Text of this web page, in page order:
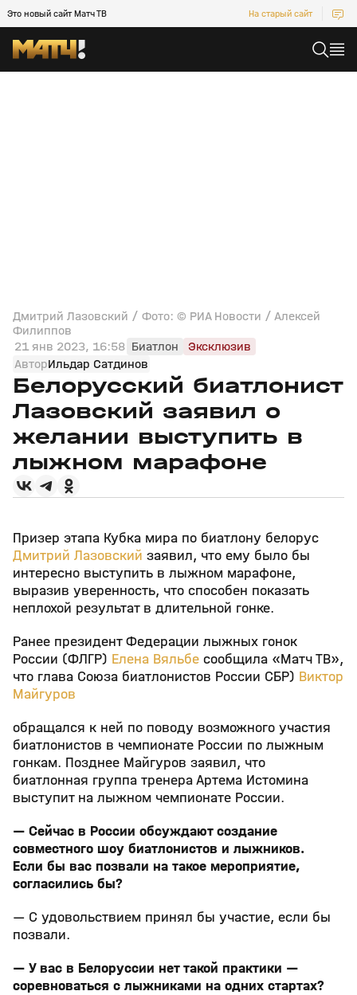
Это новый сайт Матч ТВ На старый сайт
Дмитрий Лазовский / Фото: © РИА Новости / Алексей
Филиппов
21 янв 2023, 16:58 Биатлон
Эксклюзив
АвторИльдар Сатдинов
Белорусский биатлонист
Лазовский заявил о
желании выступить в
лыжном марафоне
Призер этапа Кубка мира по биатлону белорус
Дмитрий Лазовский заявил, что ему было бы
интересно выступить в лыжном марафоне,
выразив уверенность, что способен показать
неплохой результат в длительной гонке.
Ранее президент Федерации лыжных гонок
России (ФЛГР) Елена Вяльбе сообщила «Матч ТВ»,
что глава Союза биатлонистов России СБР) Виктор
Майгуров
обращался к ней по поводу возможного участия
биатлонистов в чемпионате России по лыжным
гонкам. Позднее Майгуров заявил, что
биатлонная группа тренера Артема Истомина
выступит на лыжном чемпионате России.
— Сейчас в России обсуждают создание
совместного шоу биатлонистов и лыжников.
Если бы вас позвали на такое мероприятие,
согласились бы?
— С удовольствием принял бы участие, если бы
позвали.
— У вас в Белоруссии нет такой практики —
соревноваться с лыжниками на одних стартах?